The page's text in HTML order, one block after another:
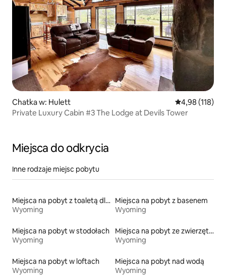
Chatka w: Hulett Średnia
4,98 (118)
Private Luxury Cabin #3 The Lodge at Devils Tower
Miejsca do odkrycia
Inne rodzaje miejsc pobytu
Miejsca na pobyt z toaletą dla osoby z niepełnosprawnością
Wyoming
Miejsca na pobyt z basenem
Wyoming
Miejsca na pobyt w stodołach
Wyoming
Miejsca na pobyt ze zwierzętami
Wyoming
Miejsca na pobyt w loftach
Wyoming
Miejsca na pobyt nad wodą
Wyoming